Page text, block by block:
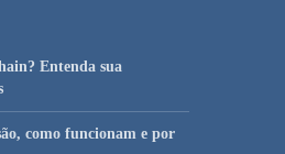
Entenda sua
como funcionam e por